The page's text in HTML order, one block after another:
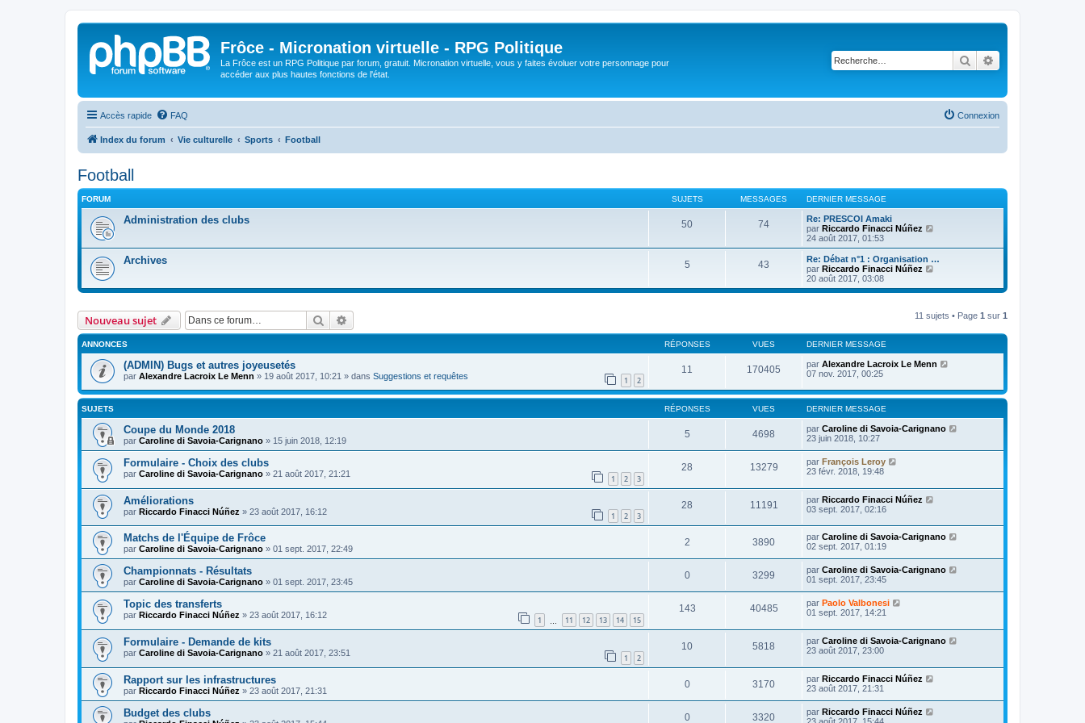
Frôce - Micronation virtuelle - RPG Politique
La Frôce est un RPG Politique par forum, gratuit. Micronation virtuelle, vous y faites évoluer votre personnage pour
accéder aux plus hautes fonctions de l'état.
Rechercher
Accès rapide FAQ Connexion
Index du forum Vie culturelle Sports Football
Football
FORUM SUJETS MESSAGES DERNIER MESSAGE
Administration des clubs 50 74
Re: PRESCOI Amaki
par Riccardo Finacci Núñez
i
e
n
e
m
e
a
g
24 août 2017, 01:53
Archives 5 43
Re: Débat n°1 : Organisation …
par Riccardo Finacci Núñez
i
e
e
n
i
m
a
e
20 août 2017, 03:08
Nouveau sujet Rechercher 11 sujets • Page 1 sur 1
ANNONCES RÉPONSES VUES DERNIER MESSAGE
(ADMIN) Bugs et autres joyeusetés
par Alexandre Lacroix Le Menn » 19 août 2017, 10:21 » dans Suggestions et requêtes 1 2
11 170405 par Alexandre Lacroix Le Menn
07 nov. 2017, 00:25
SUJETS RÉPONSES VUES DERNIER MESSAGE
Coupe du Monde 2018
par Caroline di Savoia-Carignano » 15 juin 2018, 12:19
5 4698 par Caroline di Savoia-Carignano
23 juin 2018, 10:27
Formulaire - Choix des clubs
par Caroline di Savoia-Carignano » 21 août 2017, 21:21 1 2 3
28 13279 par François Leroy
23 févr. 2018, 19:48
Améliorations
par Riccardo Finacci Núñez » 23 août 2017, 16:12 1 2 3
28 11191 par Riccardo Finacci Núñez
03 sept. 2017, 02:16
Matchs de l'Équipe de Frôce
par Caroline di Savoia-Carignano » 01 sept. 2017, 22:49
2 3890 par Caroline di Savoia-Carignano
02 sept. 2017, 01:19
Championnats - Résultats
par Caroline di Savoia-Carignano » 01 sept. 2017, 23:45
0 3299 par Caroline di Savoia-Carignano
01 sept. 2017, 23:45
Topic des transferts
par Riccardo Finacci Núñez » 23 août 2017, 16:12 1 11 12 13 14 15
143 40485 par Paolo Valbonesi
01 sept. 2017, 14:21
Formulaire - Demande de kits
par Caroline di Savoia-Carignano » 21 août 2017, 23:51 1 2
10 5818 par Caroline di Savoia-Carignano
23 août 2017, 23:00
Rapport sur les infrastructures
par Riccardo Finacci Núñez » 23 août 2017, 21:31
0 3170 par Riccardo Finacci Núñez
23 août 2017, 21:31
Budget des clubs 0 3320 par Riccardo Finacci Núñez